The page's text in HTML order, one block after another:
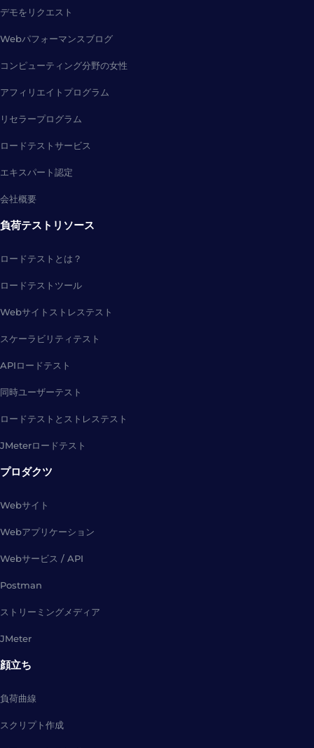
デモをリクエスト
Webパフォーマンスブログ
コンピューティング分野の女性
アフィリエイトプログラム
リセラープログラム
ロードテストサービス
エキスパート認定
会社概要
負荷テストリソース
ロードテストとは？
ロードテストツール
Webサイトストレステスト
スケーラビリティテスト
APIロードテスト
同時ユーザーテスト
ロードテストとストレステスト
JMeterロードテスト
プロダクツ
Webサイト
Webアプリケーション
Webサービス / API
Postman
ストリーミングメディア
JMeter
顔立ち
負荷曲線
スクリプト作成